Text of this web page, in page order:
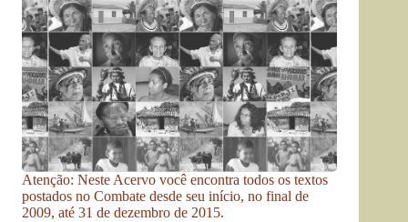
Atenção: Neste Acervo você encontra todos os textos
postados no Combate desde seu início, no final de
2009, até 31 de dezembro de 2015.